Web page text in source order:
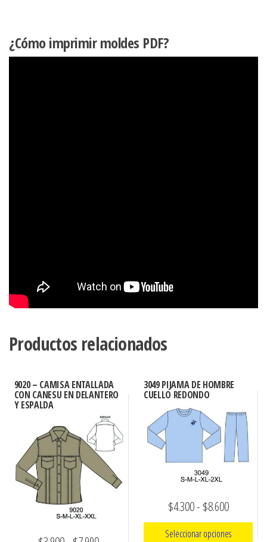
¿Cómo imprimir moldes PDF?
Productos relacionados
9020 – CAMISA ENTALLADA
CON CANESU EN DELANTERO
Y ESPALDA
3049 PIJAMA DE HOMBRE
CUELLO REDONDO
$4.300- $8.600Rango
de
Seleccionar opciones